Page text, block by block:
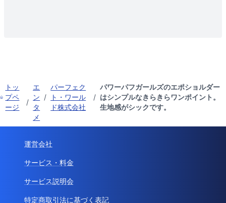
トッ
プペ
ージ
/
エ
ン
タ
メ
/
パーフェク
ト・ワール
ド株式会社
/
パワーパフガールズのエポショルダー
はシンプルなきらきらワンポイント。
生地感がシックです。
運営会社
サービス・料金
サービス説明会
特定商取引法に基づく表記